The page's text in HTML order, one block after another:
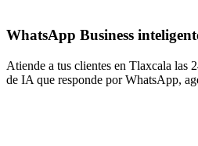
WhatsApp Business
Atiende a tus clientes en Tlaxcala las
de IA que responde por WhatsApp,